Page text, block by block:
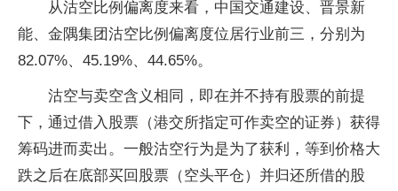
从沽空比例偏离度来看，中国交通建设、晋景新
能、金隅集团沽空比例偏离度位居行业前三，分别为
82.07%、45.19%、44.65%。
沽空与卖空含义相同，即在并不持有股票的前提
下，通过借入股票（港交所指定可作卖空的证券）获得
筹码进而卖出。一般沽空行为是为了获利，等到价格大
跌之后在底部买回股票（空头平仓）并归还所借的股